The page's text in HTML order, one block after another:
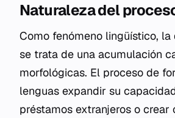
Naturaleza del
Como fenómeno lingüístico,
se trata de una acumulación
morfológicas. El proceso de
lenguas expandir su
préstamos extranjeros o